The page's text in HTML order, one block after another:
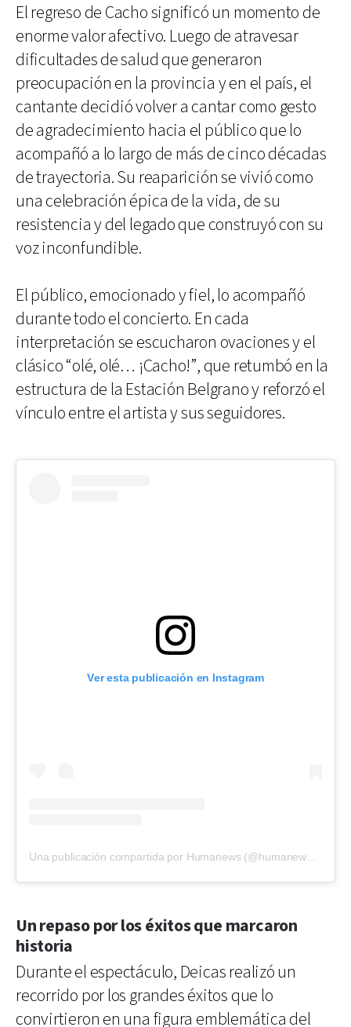
El regreso de Cacho significó un momento de
enorme valor afectivo. Luego de atravesar
dificultades de salud que generaron
preocupación en la provincia y en el país, el
cantante decidió volver a cantar como gesto
de agradecimiento hacia el público que lo
acompañó a lo largo de más de cinco décadas
de trayectoria. Su reaparición se vivió como
una celebración épica de la vida, de su
resistencia y del legado que construyó con su
voz inconfundible.
El público, emocionado y fiel, lo acompañó
durante todo el concierto. En cada
interpretación se escucharon ovaciones y el
clásico “olé, olé… ¡Cacho!”, que retumbó en la
estructura de la Estación Belgrano y reforzó el
vínculo entre el artista y sus seguidores.
Ver esta publicación en Instagram
Un repaso por los éxitos que marcaron
historia
Durante el espectáculo, Deicas realizó un
recorrido por los grandes éxitos que lo
convirtieron en una figura emblemática del